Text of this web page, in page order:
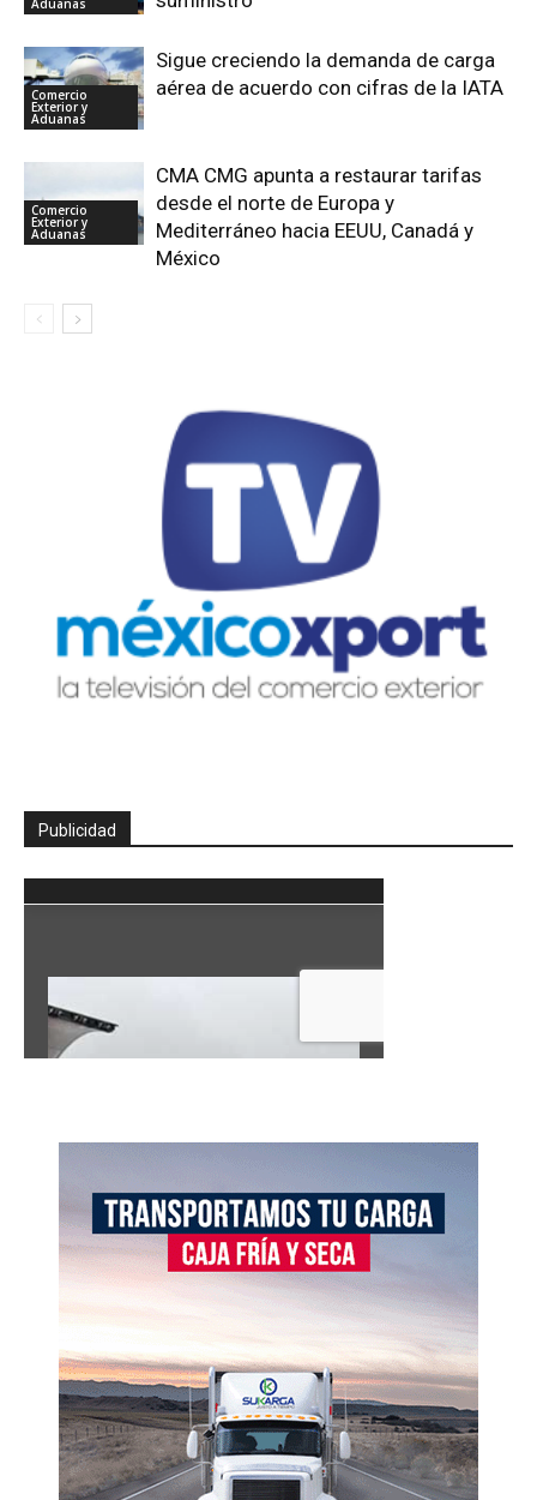
Comercio
Exterior y
Aduanas
Sigue creciendo la demanda de carga
aérea de acuerdo con cifras de la IATA
Comercio
Exterior y
Aduanas
CMA CMG apunta a restaurar tarifas
desde el norte de Europa y
Mediterráneo hacia EEUU, Canadá y
México
Publicidad